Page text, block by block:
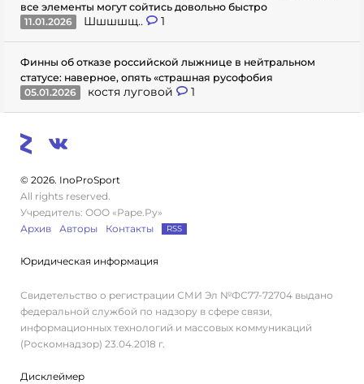
все элементы могут сойтись довольно быстро
11.01.2026
Шшшшщ.. 1
Финны об отказе российской лыжнице в нейтральном
статусе: наверное, опять «страшная русофобия
05.01.2026
костя луговой 1
© 2026. InoProSport
All rights reserved.
Учредитель: ООО «Раре.Ру»
Архив
Авторы Контакты RSS
Юридическая информация
Свидетельство о регистрации СМИ Эл №ФС77-72704 выдано
федеральной службой по надзору в сфере связи,
информационных технологий и массовых коммуникаций
(Роскомнадзор) 23.04.2018 г.
Дисклеймер